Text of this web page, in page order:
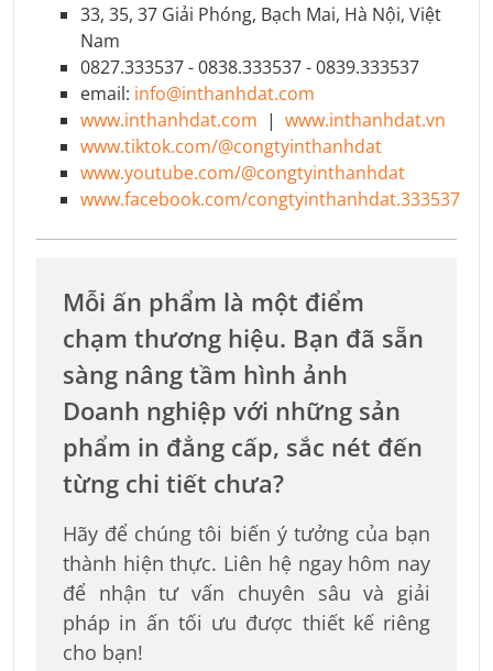
33, 35, 37 Giải Phóng, Bạch Mai, Hà Nội, Việt
Nam
0827.333537 - 0838.333537 - 0839.333537
email: info@inthanhdat.com
www.inthanhdat.com | www.inthanhdat.vn
www.tiktok.com/@congtyinthanhdat
www.youtube.com/@congtyinthanhdat
www.facebook.com/congtyinthanhdat.333537
Mỗi ấn phẩm là một điểm
chạm thương hiệu. Bạn đã sẵn
sàng nâng tầm hình ảnh
Doanh nghiệp với những sản
phẩm in đẳng cấp, sắc nét đến
từng chi tiết chưa?
Hãy để chúng tôi biến ý tưởng của bạn
thành hiện thực. Liên hệ ngay hôm nay
để nhận tư vấn chuyên sâu và giải
pháp in ấn tối ưu được thiết kế riêng
cho bạn!